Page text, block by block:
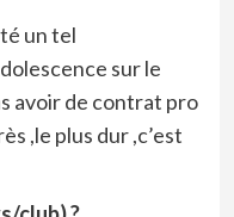
un tel
sur le
avoir de contrat pro
,le plus dur ,c’est